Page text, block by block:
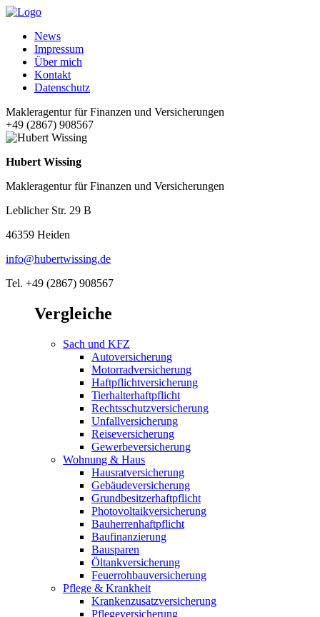
News
Impressum
Über mich
Kontakt
Datenschutz
Makleragentur für Finanzen und Versicherungen
+49 (2867) 908567
Hubert Wissing
Makleragentur für Finanzen und Versicherungen
Leblicher Str. 29 B
46359 Heiden
info@hubertwissing.de
Tel. +49 (2867) 908567
Vergleiche
Sach und KFZ
Autoversicherung
Motorradversicherung
Haftpflichtversicherung
Tierhalterhaftpflicht
Rechtsschutzversicherung
Unfallversicherung
Reiseversicherung
Gewerbeversicherung
Wohnung & Haus
Hausratversicherung
Gebäudeversicherung
Grundbesitzerhaftpflicht
Photovoltaikversicherung
Bauherrenhaftpflicht
Baufinanzierung
Bausparen
Öltankversicherung
Feuerrohbauversicherung
Pflege & Krankheit
Krankenzusatzversicherung
Pflegeversicherung